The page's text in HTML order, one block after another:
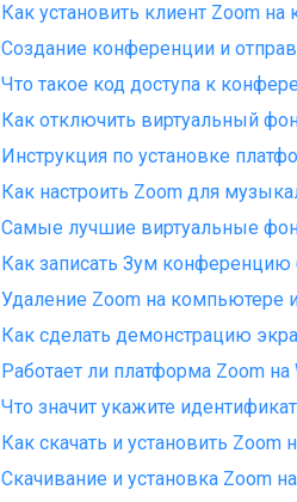
Как установить клиент Zoom
Создание конференции и
Что такое код доступа к
Как отключить виртуальный
Инструкция по установке
Как настроить Zoom для
Самые лучшие виртуальные
Как записать Зум конференцию
Удаление Zoom на компьютере
Как сделать демонстрацию
Работает ли платформа Zoom на
Что значит укажите
Как скачать и установить Zoom
Скачивание и установка Zoom